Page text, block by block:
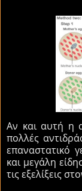
Αν και αυτή η
πολλές
επαναστατικό
και μεγάλη
τις εξελίξεις